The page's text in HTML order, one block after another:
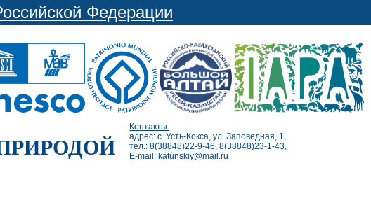
Федерации
Контакты:
адрес: с. Усть-Кокса, ул. Заповедная, 1,
тел.: 8(38848)22-9-46, 8(38848)23-1-43,
E-mail: katunskiy@mail.ru